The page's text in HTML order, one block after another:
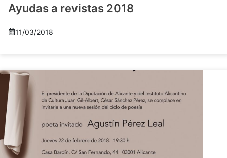
Ayudas a revistas 2018
11/03/2018